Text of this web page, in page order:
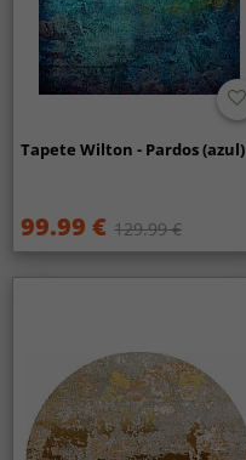
Tapete Wilton - Pardos (azul)
99.99 € 129.99 €